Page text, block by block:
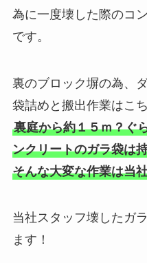
為に一度壊した際のコ
です。
裏のブロック塀の為、
袋詰めと搬出作業はこ
裏庭から約１５ｍ？ぐ
ンクリートのガラ袋は
そんな大変な作業は当
当社スタッフ壊したガ
ます！